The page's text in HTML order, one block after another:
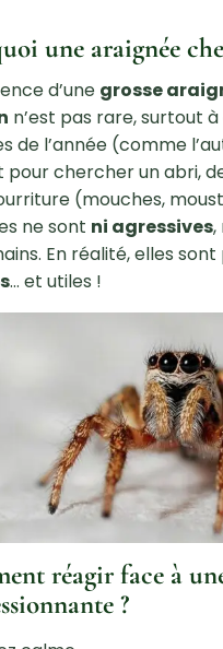
une araignée
d’une grosse
n’est pas rare, surtout
de l’année (comme
chercher un abri,
(mouches,
ne sont ni agressives,
En réalité, elles
… et utiles !
réagir face à
?